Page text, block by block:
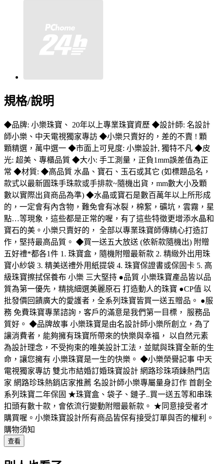
規格/說明
◆品牌: 小樂珠寶、 20年以上專業珠寶資歷 ◆設計師: 名設計
師小樂、中天電視獨家專訪 ◆小樂只賣好的，差的不賣 ! 顆
顆精選，萬中選一 ◆市面上可見度: 小樂設計, 獨特不凡 ◆皮
光: 超美、專櫃品質 ◆大小: 手工測量，正負1mm誤差值為正
常 ◆材質: ◆高品質 水晶、寶石、玉石或其它 (如標題品名，
款式以最新圓珠手珠款或手排款~隨機出貨，mm數大小及顆
數以實際出貨商品為準) ◆水晶或寶石是數百萬年以上所形成
的，一定會有內含物，難免會有冰裂，棉絮，礦坑，雲霧，星
點…等現象，這些都是正常的喔，有了這些特徵更增添水晶和
寶石的美。小樂只賣好的， 全部以專業珠寶師傳精心打造訂
作，堅持最高品質。 ◆買一送五大放送 (依新款隨機出) 附贈
五好禮*都各1件 1. 珠寶盒，隨機附贈最新款 2. 精緻外出用珠
寶小紗袋 3. 精美送禮外用紙提袋 4. 珠寶保證書或保固卡 5. 高
級珠寶擦拭保養布 小樂 三大堅持 ●品質 小樂珠寶產品皆以品
質為第一優先，精挑細選美麗原石 打造動人的珠寶 ●CP值 以
批發價回饋廣大的愛護者，全系列珠寶皆買一送五贈品。 ●服
務 免費珠寶專業諮詢，客戶的滿意是我們第一目標， 服務品
質好。 ◆品牌故事 小樂珠寶是由名設計師小樂所創立，為了
讓消費者，能夠擁有珠寶所帶來的快樂與幸福， 以自然元素
為設計理念，不受拘束的唯美設計工法，並賦與珠寶全新的生
命，讓您擁有 小樂珠寶是一生的快樂。 ◆小樂榮譽記事 中天
電視獨家專訪 雙北市結婚訂婚珠寶設計 網路珍珠項鍊熱門店
家 網路珍珠熱銷店家推薦 名設計師小樂專屬量身訂作 首創全
系列珠寶二年保固 ★珠寶盒、袋子、鏈子..買一送五等和串珠
扣頭有數十款，會依流行變動附贈最新款。 ★同意接受者才
購買喔。小樂珠寶設計所有商品皆保有接受訂單與否的權利。
購物須知
查看